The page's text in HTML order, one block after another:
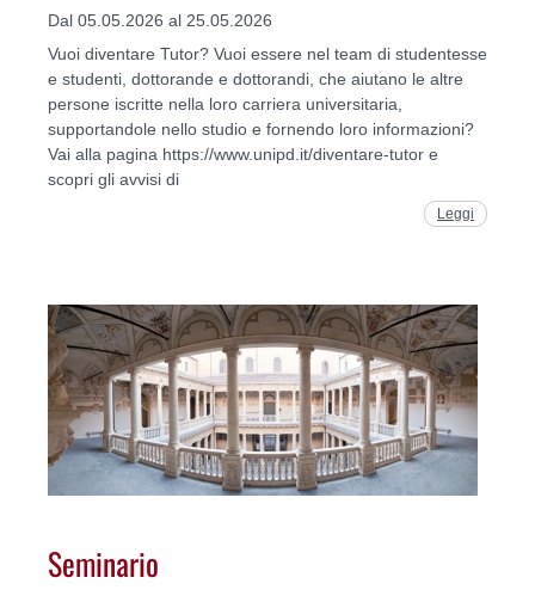
Dal 05.05.2026 al 25.05.2026
Vuoi diventare Tutor? Vuoi essere nel team di studentesse
e studenti, dottorande e dottorandi, che aiutano le altre
persone iscritte nella loro carriera universitaria,
supportandole nello studio e fornendo loro informazioni?
Vai alla pagina https://www.unipd.it/diventare-tutor e
scopri gli avvisi di
Leggi
Seminario